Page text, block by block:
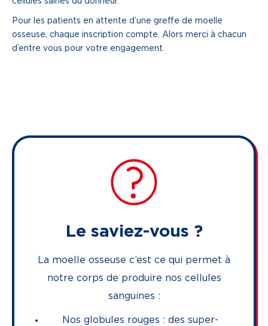
Pour les patients en attente d’une greffe de moelle
osseuse, chaque inscription compte. Alors merci à chacun
d’entre vous pour votre engagement.
Le saviez-vous ?
La moelle osseuse c’est ce qui permet à
notre corps de produire nos cellules
sanguines :
Nos globules rouges : des super-